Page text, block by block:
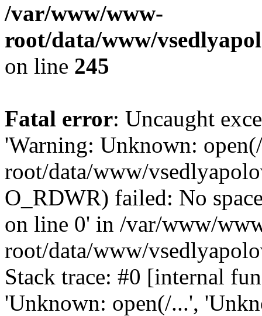
/var/www/www-
root/data/www/
on line 245
Fatal error: Uncaught
'Warning: Unknown:
root/data/www/
O_RDWR) failed: No
on line 0' in /var/www/
root/data/www/
Stack trace: #0 [internal
'Unknown: open(/...',